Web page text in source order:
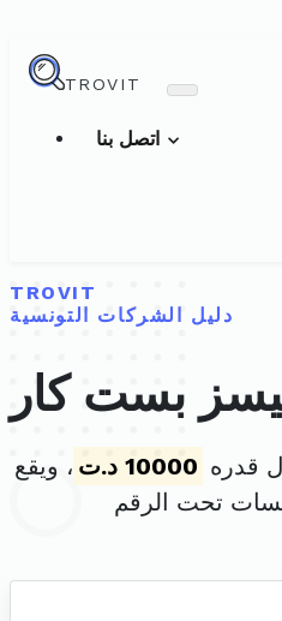
TROVIT
TROVIT
دليل الشركات التونسية
بست كار
10000 د.ت
، ويقع
تحت الرقم